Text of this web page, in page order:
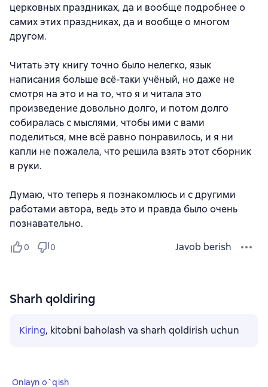
церковных праздниках, да и вообще подробнее о
самих этих праздниках, да и вообще о многом
другом.
Читать эту книгу точно было нелегко, язык
написания больше всё-таки учёный, но даже не
смотря на это и на то, что я и читала это
произведение довольно долго, и потом долго
собиралась с мыслями, чтобы ими с вами
поделиться, мне всё равно понравилось, и я ни
капли не пожалела, что решила взять этот сборник
в руки.
Думаю, что теперь я познакомлюсь и с другими
работами автора, ведь это и правда было очень
познавательно.
0 0 Javob berish
Sharh qoldiring
Kiring, kitobni baholash va sharh qoldirish uchun
Onlayn o`qish